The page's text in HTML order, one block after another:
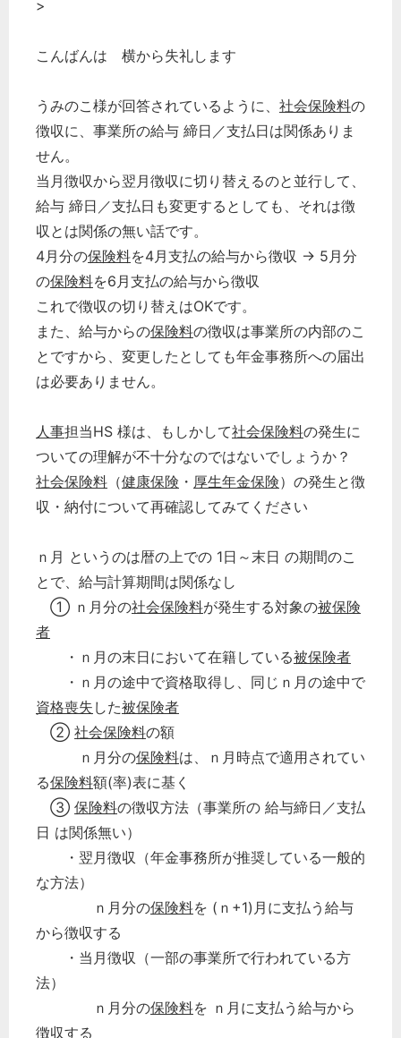
>
こんばんは 横から失礼します
うみのこ様が回答されているように、 社会保険料の
徴収に、事業所の給与 締日／支払日は関係ありま
せん。
当月徴収から翌月徴収に切り替えるのと並行して、
給与 締日／支払日も変更するとしても、それは徴
収とは関係の無い話です。
4月分の保険料を4月支払の給与から徴収 → 5月分
の保険料を6月支払の給与から徴収
これで徴収の切り替えはOKです。
また、給与からの保険料の徴収は事業所の内部のこ
とですから、変更したとしても年金事務所への届出
は必要ありません。
人事担当HS 様は、もしかして社会保険料の発生に
ついての理解が不十分なのではないでしょうか？
社会保険料 （健康保険 ・ 厚生年金保険）の発生と徴
収・納付について再確認してみてください
ｎ月 というのは暦の上での 1日～末日 の期間のこ
とで、給与計算期間は関係なし
① ｎ月分の社会保険料が発生する対象の被保険
者
・ｎ月の末日において在籍している被保険者
・ｎ月の途中で資格取得し、同じｎ月の途中で
資格喪失 した被保険者
② 社会保険料の額
ｎ月分の保険料は、ｎ月時点で適用されてい
る保険料額(率)表に基く
③ 保険料の徴収方法（事業所の 給与締日／支払
日 は関係無い）
・翌月徴収（年金事務所が推奨している一般的
な方法）
ｎ月分の保険料を (ｎ+1)月に支払う給与
から徴収する
・当月徴収（一部の事業所で行われている方
法）
ｎ月分の保険料を ｎ月に支払う給与から
徴収する
どのカテゴリーに投稿しますか？
労務管理